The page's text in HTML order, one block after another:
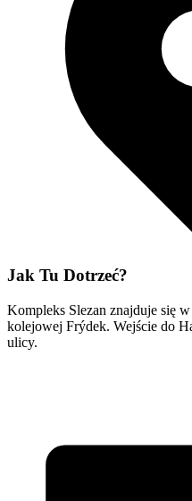
Jak Tu Dotrzeć?
Kompleks Slezan znajduje się
kolejowej Frýdek. Wejście do
ulicy.